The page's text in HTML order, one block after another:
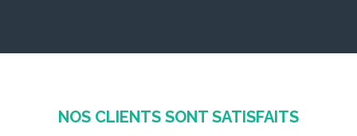
NOS CLIENTS SONT SATISFAITS